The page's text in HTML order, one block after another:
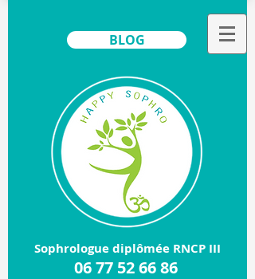
BLOG
Sophrologue diplômée RNCP III
​0677 52 66 86